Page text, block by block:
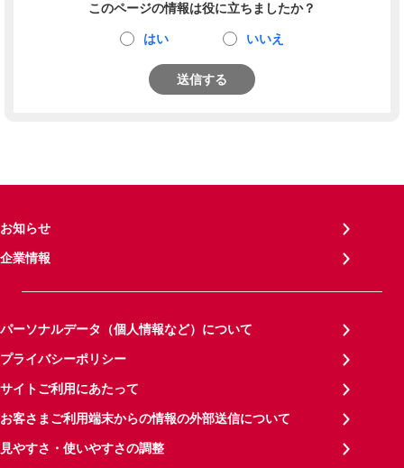
このページの情報は役に立ちましたか？
はい いいえ
送信する
お知らせ
企業情報
パーソナルデータ（個人情報など）について
プライバシーポリシー
サイトご利用にあたって
お客さまご利用端末からの情報の外部送信について
見やすさ・使いやすさの調整